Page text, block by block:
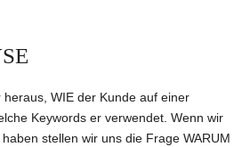
heraus, WIE der Kunde auf einer
Keywords er verwendet. Wenn wir
stellen wir uns die Frage WARUM